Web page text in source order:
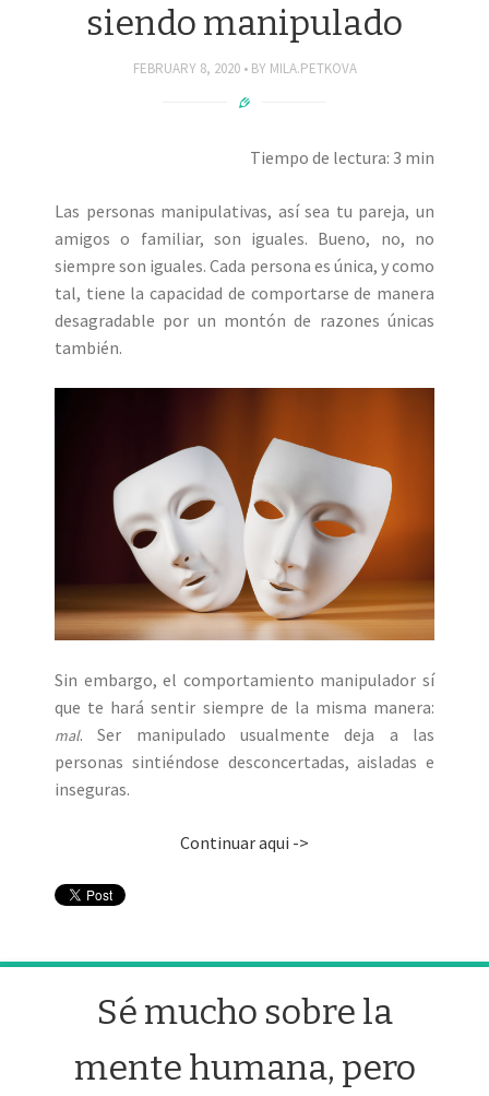
siendo manipulado
FEBRUARY 8, 2020 BY MILA.PETKOVA
Tiempo de lectura: 3 min
Las personas manipulativas, así sea tu pareja, un
amigos o familiar, son iguales. Bueno, no, no
siempre son iguales. Cada persona es única, y como
tal, tiene la capacidad de comportarse de manera
desagradable por un montón de razones únicas
también.
Sin embargo, el comportamiento manipulador sí
que te hará sentir siempre de la misma manera:
mal. Ser manipulado usualmente deja a las
personas sintiéndose desconcertadas, aisladas e
inseguras.
Continuar aqui ->
Sé mucho sobre la
mente humana, pero